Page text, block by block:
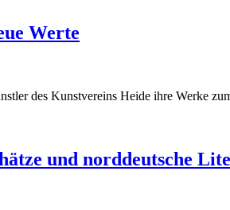
Werte
des Kunstvereins Heide ihre Werke
und norddeutsche